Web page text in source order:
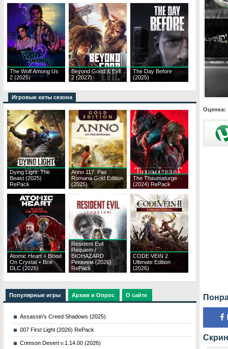
The Wolf Among Us
2 (2025)
Beyond Good & Evil
2 (2027)
The Day Before
(2025)
Игровые хиты сезона
Dying Light: The
Beast (2025)
RePack
Anno 117: Pax
Romana Gold Edition
(2025)
The Thaumaturge
(2024) RePack
Atomic Heart + Blood
On Crystal + Все
DLC (2026)
Resident Evil
Requiem /
BIOHAZARD
Реквием (2026)
RePack
CODE VEIN 2
Ultimate Edition
(2026)
Популярные игры Архив и Опрос О сайте
Assassin's Creed Shadows (2025)
007 First Light (2026) RePack
Crimson Desert v.1.14.00 (2026)
Оценка: